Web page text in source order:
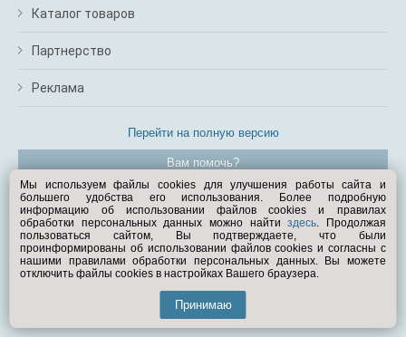
Каталог товаров
Партнерство
Реклама
Перейти на полную версию
Вам помочь?
© Exist.ru 1998—2026
Мы используем файлы cookies для улучшения работы сайта и
большего удобства его использования. Более подробную
информацию об использовании файлов cookies и правилах
обработки персональных данных можно найтиздесь. Продолжая
пользоваться сайтом, Вы подтверждаете, что были
проинформированы об использовании файлов cookies и согласны с
нашими правилами обработки персональных данных. Вы можете
отключить файлы cookies в настройках Вашего браузера.
Принимаю